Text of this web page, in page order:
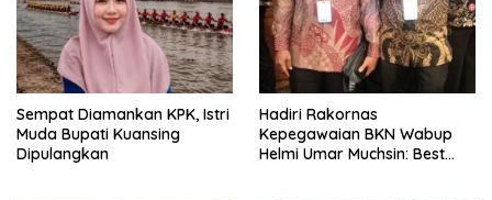
Sempat Diamankan KPK, Istri
Muda Bupati Kuansing
Dipulangkan
Hadiri Rakornas
Kepegawaian BKN Wabup
Helmi Umar Muchsin: Best